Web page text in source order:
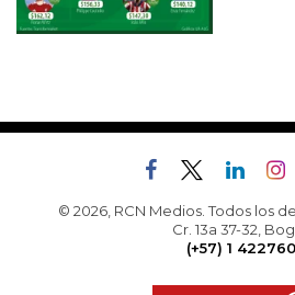
© 2026, RCN Medios. Todos los
Cr. 13a 37-32,
(+57) 1